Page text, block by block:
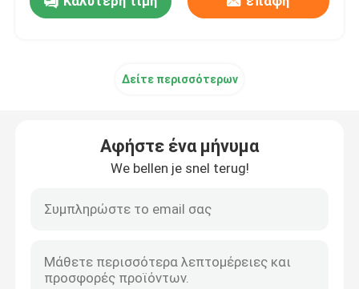
Δείτε περισσότερων
Αφήστε ένα μήνυμα
We bellen je snel terug!